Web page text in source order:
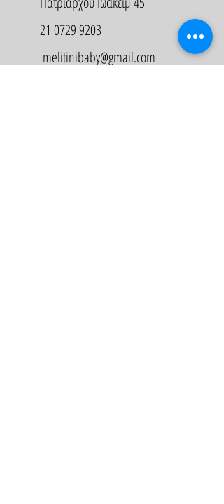
21 0729 9203
melitinibaby@gmail.com